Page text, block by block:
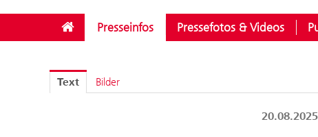
Presseinfos Pressefotos & Videos
Text Bilder
20.08.2025